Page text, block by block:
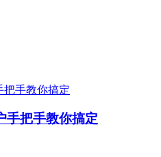
手把手教你搞定